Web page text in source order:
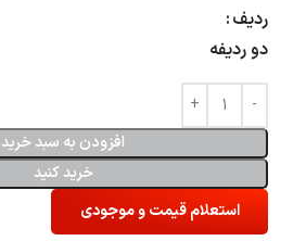
ردیف
دو ردیفه
افزودن به سبد خرید
خرید کنید
استعلام قیمت و موجودی